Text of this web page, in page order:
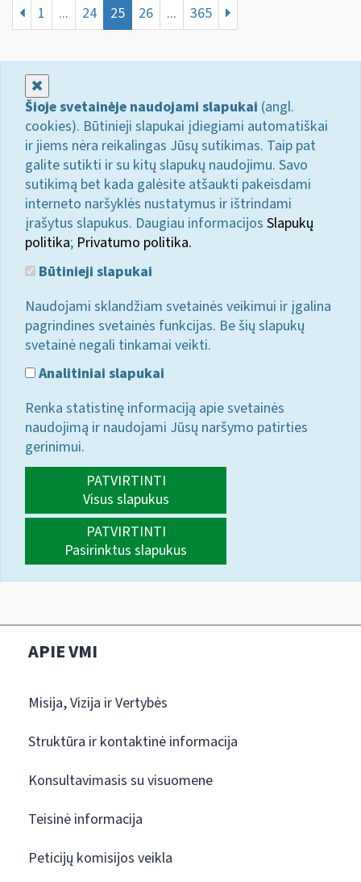
1 ... 24 25 26 ... 365
Šioje svetainėje naudojami slapukai (angl.
cookies). Būtinieji slapukai įdiegiami automatiškai
ir jiems nėra reikalingas Jūsų sutikimas. Taip pat
galite sutikti ir su kitų slapukų naudojimu. Savo
sutikimą bet kada galėsite atšaukti pakeisdami
interneto naršyklės nustatymus ir ištrindami
įrašytus slapukus. Daugiau informacijos Slapukų
politika; Privatumo politika.
Būtinieji slapukai
Naudojami sklandžiam svetainės veikimui ir įgalina
pagrindines svetainės funkcijas. Be šių slapukų
svetainė negali tinkamai veikti.
Analitiniai slapukai
Renka statistinę informaciją apie svetainės
naudojimą ir naudojami Jūsų naršymo patirties
gerinimui.
PATVIRTINTI
Visus slapukus
PATVIRTINTI
Pasirinktus slapukus
APIE VMI
Misija, Vizija ir Vertybės
Struktūra ir kontaktinė informacija
Konsultavimasis su visuomene
Teisinė informacija
Peticijų komisijos veikla